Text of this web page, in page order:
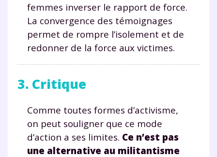
femmes inverser le rapport de force.
La convergence des témoignages
permet de rompre l’isolement et de
redonner de la force aux victimes.
3. Critique
Comme toutes formes d’activisme,
on peut souligner que ce mode
d’action a ses limites. Ce n’est pas
une alternative au militantisme